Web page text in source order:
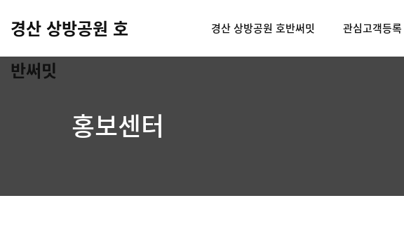
경산 상방공원 호
반써밋
경산 상방공원 호반써밋 관심고객등록
홍보센터